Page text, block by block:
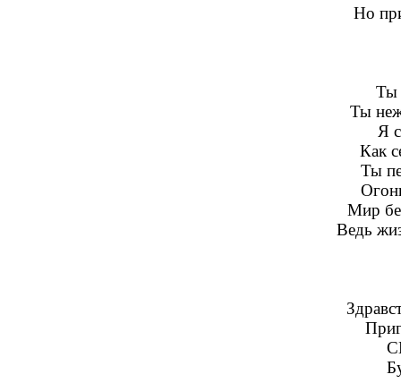
Но
Ты
Ты
Я
Как
Ты
Мир
Ведь